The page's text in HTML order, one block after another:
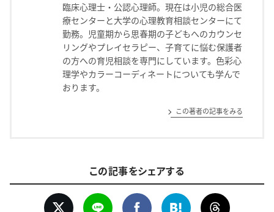
臨床心理士・公認心理師。現在は小児の総合医
療センターと大学の心理教育相談センターにて
勤務。児童期から思春期の子どもへのカウンセ
リングやプレイセラピー、子育てに悩む保護者
の方への育児相談を専門にしています。色彩心
理学やカラーコーディネートについても学んで
おります。
この著者の記事をみる
この記事をシェアする